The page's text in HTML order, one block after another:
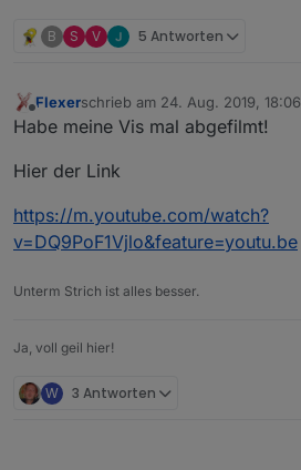
B S V 5 Antworten
Offline
Flexerschrieb am 24. Aug. 2019, 18:06
zuletzt editiert von
Habe meine Vis mal abgefilmt!
Hier der Link
https://m.youtube.com/watch?
v=DQ9PoF1Vjlo&feature=youtu.be
Unterm Strich ist alles besser.
Ja, voll geil hier!
W 3 Antworten